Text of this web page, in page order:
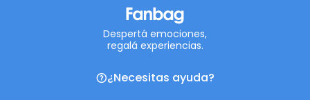
Despertá emociones,
regalá experiencias.
¿Necesitas ayuda?